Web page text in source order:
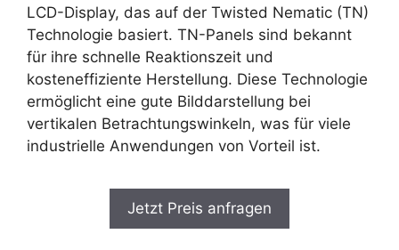
LCD-Display, das auf der Twisted Nematic (TN)
Technologie basiert. TN-Panels sind bekannt
für ihre schnelle Reaktionszeit und
kosteneffiziente Herstellung. Diese Technologie
ermöglicht eine gute Bilddarstellung bei
vertikalen Betrachtungswinkeln, was für viele
industrielle Anwendungen von Vorteil ist.
Jetzt Preis anfragen